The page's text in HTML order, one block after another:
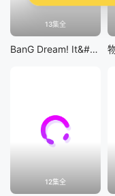
13集全
BanG Dream! It&#039;s MyGO!!!!!
12集全